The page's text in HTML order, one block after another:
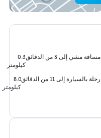
مسافة مشي إلى 3 من الدقائق
0.3
كيلومتر
رحلة بالسيارة إلى 11 من الدقائق
8.0
كيلومتر